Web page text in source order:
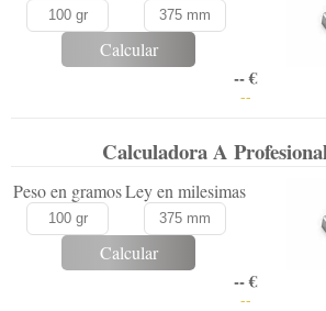
Calcular
-- €
--
Calculadora A
Peso en gramosLey en milesimas
Calcular
-- €
--